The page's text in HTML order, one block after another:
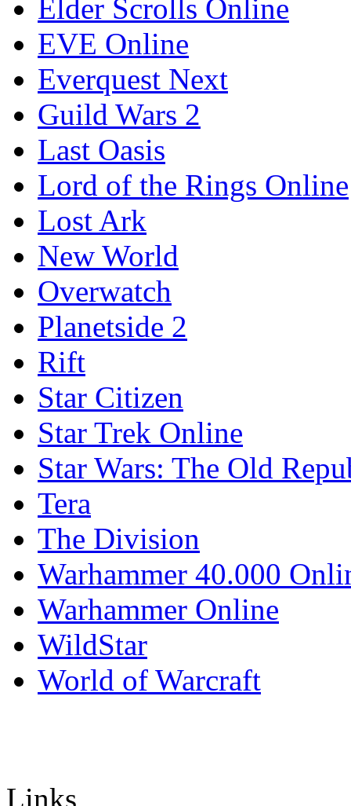
Elder Scrolls Online
EVE Online
Everquest Next
Guild Wars 2
Last Oasis
Lord of the Rings Online
Lost Ark
New World
Overwatch
Planetside 2
Rift
Star Citizen
Star Trek Online
Star Wars: The Old
Tera
The Division
Warhammer 40.000
Warhammer Online
WildStar
World of Warcraft
Links